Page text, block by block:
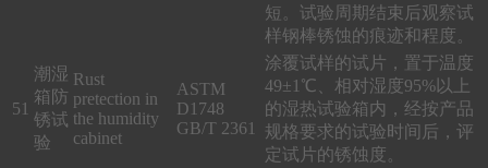
短。试验周期结束后观察试
样钢棒锈蚀的痕迹和程度。
51
潮湿
箱防
锈试
验
Rust
pretection in
the humidity
cabinet
ASTM
D1748
GB/T 2361
涂覆试样的试片，置于温度
49±1℃、相对湿度95%以上
的湿热试验箱内，经按产品
规格要求的试验时间后，评
定试片的锈蚀度。